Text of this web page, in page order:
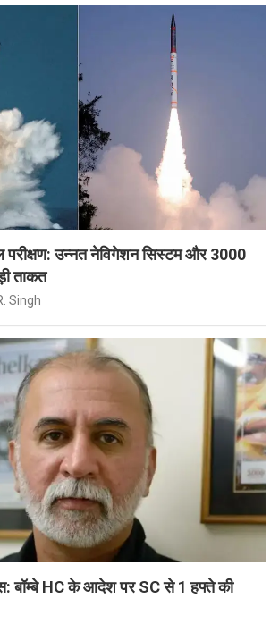
उन्नत नेविगेशन सिस्टम और 3000
ताकत
Singh
बॉम्बे HC के आदेश पर SC से 1 हफ्ते की